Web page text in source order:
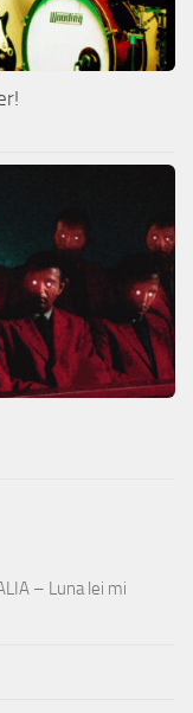
– Luna lei mi